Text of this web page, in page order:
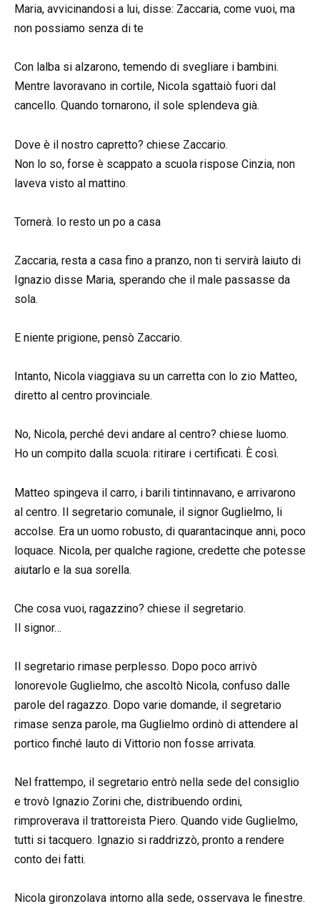
Maria, avvicinandosi a lui, disse: Zaccaria, come vuoi, ma
non possiamo senza di te
Con lalba si alzarono, temendo di svegliare i bambini.
Mentre lavoravano in cortile, Nicola sgattaiò fuori dal
cancello. Quando tornarono, il sole splendeva già.
Dove è il nostro capretto? chiese Zaccario.
Non lo so, forse è scappato a scuola rispose Cinzia, non
laveva visto al mattino.
Tornerà. Io resto un po a casa
Zaccaria, resta a casa fino a pranzo, non ti servirà laiuto di
Ignazio disse Maria, sperando che il male passasse da
sola.
E niente prigione, pensò Zaccario.
Intanto, Nicola viaggiava su un carretta con lo zio Matteo,
diretto al centro provinciale.
No, Nicola, perché devi andare al centro? chiese luomo.
Ho un compito dalla scuola: ritirare i certificati. È così.
Matteo spingeva il carro, i barili tintinnavano, e arrivarono
al centro. Il segretario comunale, il signor Guglielmo, li
accolse. Era un uomo robusto, di quarantacinque anni, poco
loquace. Nicola, per qualche ragione, credette che potesse
aiutarlo e la sua sorella.
Che cosa vuoi, ragazzino? chiese il segretario.
Il signor…
Il segretario rimase perplesso. Dopo poco arrivò
lonorevole Guglielmo, che ascoltò Nicola, confuso dalle
parole del ragazzo. Dopo varie domande, il segretario
rimase senza parole, ma Guglielmo ordinò di attendere al
portico finché lauto di Vittorio non fosse arrivata.
Nel frattempo, il segretario entrò nella sede del consiglio
e trovò Ignazio Zorini che, distribuendo ordini,
rimproverava il trattoreista Piero. Quando vide Guglielmo,
tutti si tacquero. Ignazio si raddrizzò, pronto a rendere
conto dei fatti.
Nicola gironzolava intorno alla sede, osservava le finestre.